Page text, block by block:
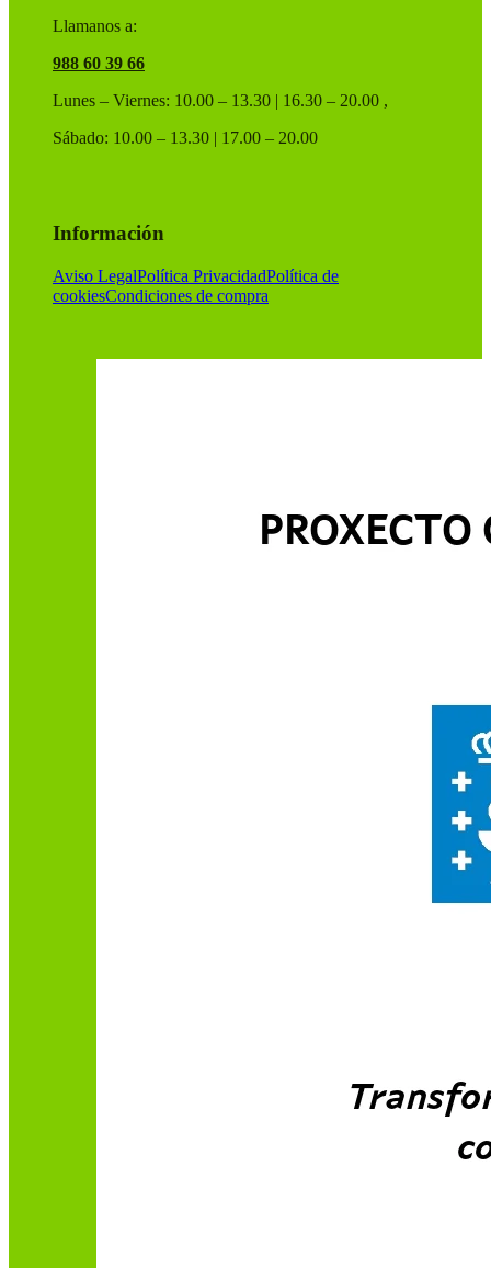
Llamanos a:
988 60 39 66
Lunes – Viernes: 10.00 – 13.30 | 16.30 – 20.00 ,
Sábado: 10.00 – 13.30 | 17.00 – 20.00
Información
Aviso LegalPolítica PrivacidadPolítica de
cookiesCondiciones de compra